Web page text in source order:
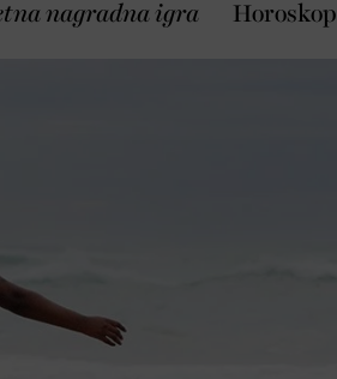
nagradna igra Horoskop